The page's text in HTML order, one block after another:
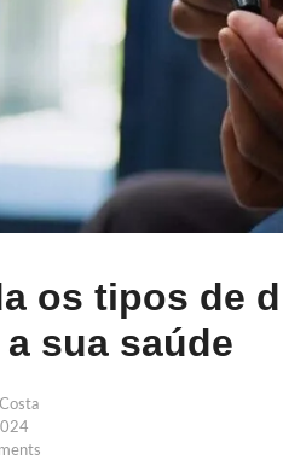
os tipos de
sua saúde